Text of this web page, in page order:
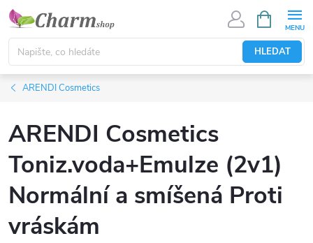
Přejít
obsah
HLEDAT
NÁKUPNÍ
KOŠÍK
ARENDI Cosmetics
ARENDI Cosmetics
Toniz.voda+Emulze (2v1)
Normální a smíšená Proti
vráskám